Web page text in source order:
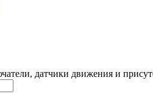
датчики движения и